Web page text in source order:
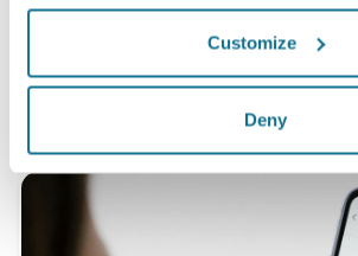
Customize
Deny
ngực đã trải qua phẫu thuật từ tháng 5 năm
năm 2011 tại Thụy Sĩ.